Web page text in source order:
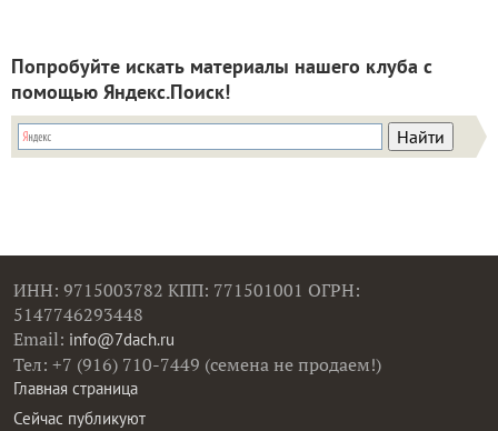
Попробуйте искать материалы нашего клуба с
помощью Яндекс.Поиск!
ИНН: 9715003782 КПП: 771501001 ОГРН:
5147746293448
Email: info@7dach.ru
Тел: +7 (916) 710-7449 (семена не продаем!)
Главная страница
Сейчас публикуют